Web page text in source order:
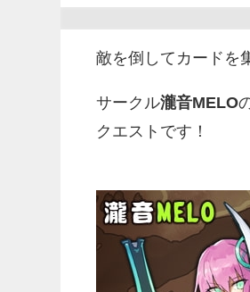
敵を倒してカードを
サークル瀧音MELO
クエストです！